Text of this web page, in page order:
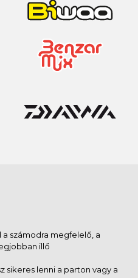
számodra megfelelő, a
illő
sikeres lenni a parton vagy a